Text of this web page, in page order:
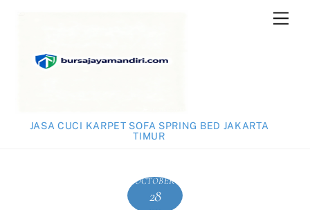
JASA CUCI KARPET SOFA SPRING BED JAKARTA
TIMUR
OCTOBER
28